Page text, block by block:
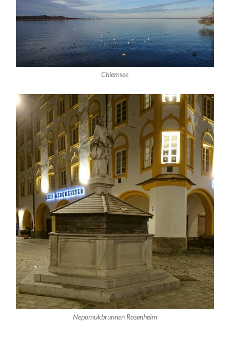
Chiemsee
Nepomukbrunnen Rosenheim